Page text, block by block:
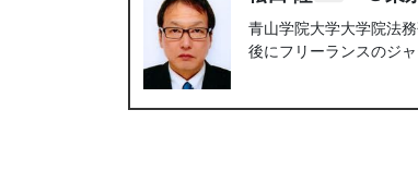
青山学院大学大学院法
後にフリーランスのジ